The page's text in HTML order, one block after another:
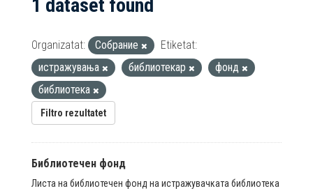
1 dataset found
Organizatat: Собрание
Etiketat:
истражувања
библиотекар
фонд
библиотека
Filtro rezultatet
Библиотечен фонд
Листа на библиотечен фонд на истражувачката библиотека